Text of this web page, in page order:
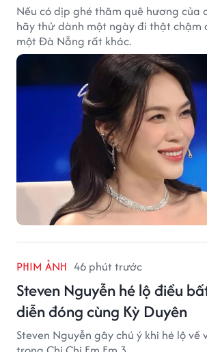
Nếu có dịp ghé thăm quê hương của
hãy thử dành một ngày đi thật chậm
một Đà Nẵng rất khác.
PHIM ẢNH 46 phút trước
Steven Nguyễn hé lộ điều
diễn đóng cùng Kỳ Duyên
Steven Nguyễn gây chú ý khi hé lộ về